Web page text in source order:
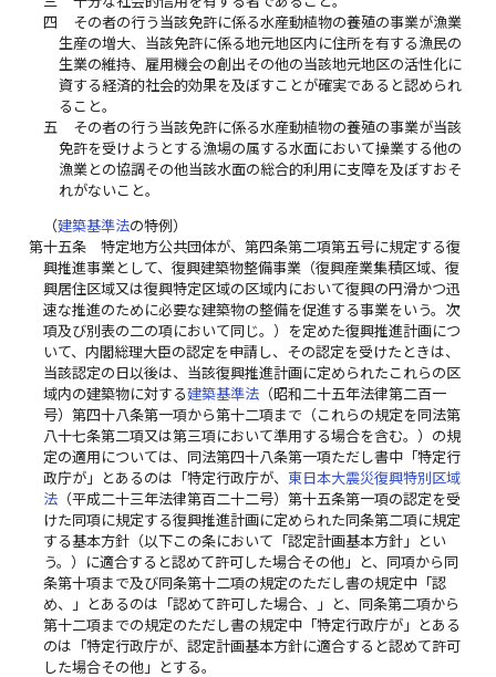
四
その者の行う当該免許に係る水産動植物の養殖の事業が漁業
生産の増大、当該免許に係る地元地区内に住所を有する漁民の
生業の維持、雇用機会の創出その他の当該地元地区の活性化に
資する経済的社会的効果を及ぼすことが確実であると認められ
ること。
五
その者の行う当該免許に係る水産動植物の養殖の事業が当該
免許を受けようとする漁場の属する水面において操業する他の
漁業との協調その他当該水面の総合的利用に支障を及ぼすおそ
れがないこと。
（建築基準法の特例）
第十五条
特定地方公共団体が、第四条第二項第五号に規定する復
興推進事業として、復興建築物整備事業（復興産業集積区域、復
興居住区域又は復興特定区域の区域内において復興の円滑かつ迅
速な推進のために必要な建築物の整備を促進する事業をいう。次
項及び別表の二の項において同じ。）を定めた復興推進計画につ
いて、内閣総理大臣の認定を申請し、その認定を受けたときは、
当該認定の日以後は、当該復興推進計画に定められたこれらの区
域内の建築物に対する建築基準法 （昭和二十五年法律第二百一
号）第四十八条第一項から第十二項まで（これらの規定を同法第
八十七条第二項又は第三項において準用する場合を含む。）の規
定の適用については、同法第四十八条第一項ただし書中「特定行
政庁が」とあるのは「特定行政庁が、東日本大震災復興特別区域
法 （平成二十三年法律第百二十二号）第十五条第一項の認定を受
けた同項に規定する復興推進計画に定められた同条第二項に規定
する基本方針（以下この条において「認定計画基本方針」とい
う。）に適合すると認めて許可した場合その他」と、同項から同
条第十項まで及び同条第十二項の規定のただし書の規定中「認
め、」とあるのは「認めて許可した場合、」と、同条第二項から
第十二項までの規定のただし書の規定中「特定行政庁が」とある
のは「特定行政庁が、認定計画基本方針に適合すると認めて許可
した場合その他」とする。